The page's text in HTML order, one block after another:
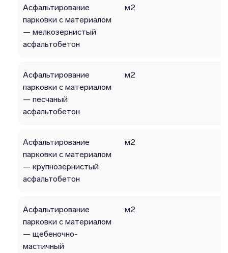
Асфальтирование
парковки с материалом
— мелкозернистый
асфальтобетон
м2
Асфальтирование
парковки с материалом
— песчаный
асфальтобетон
м2
Асфальтирование
парковки с материалом
— крупнозернистый
асфальтобетон
м2
Асфальтирование
парковки с материалом
— щебеночно-
мастичный
м2